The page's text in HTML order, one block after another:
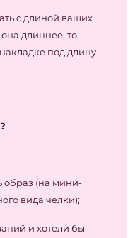
с длиной ваших
длиннее, то
под длину
образ (на мини-
вида челки);
и хотели бы